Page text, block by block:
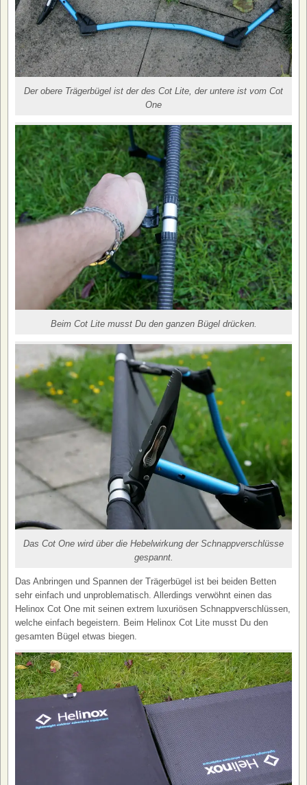
Der obere Trägerbügel ist der des Cot Lite, der untere ist vom Cot
One
Beim Cot Lite musst Du den ganzen Bügel drücken.
Das Cot One wird über die Hebelwirkung der Schnappverschlüsse
gespannt.
Das Anbringen und Spannen der Trägerbügel ist bei beiden Betten
sehr einfach und unproblematisch. Allerdings verwöhnt einen das
Helinox Cot One mit seinen extrem luxuriösen Schnappverschlüssen,
welche einfach begeistern. Beim Helinox Cot Lite musst Du den
gesamten Bügel etwas biegen.